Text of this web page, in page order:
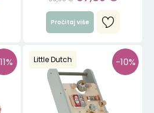
Pročitaj više
Little Dutch -10%